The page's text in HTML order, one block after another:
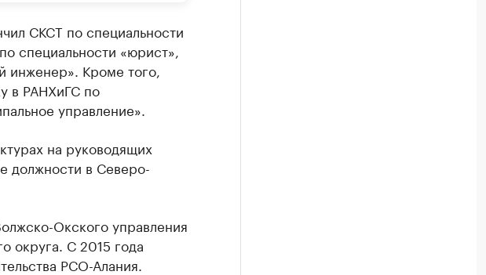
СКСТ по специальности
специальности «юрист»,
Кроме того,
в РАНХиГС по
управление».
на руководящих
должности в Северо-
Окского управления
округа. С 2015 года
РСО-Алания.